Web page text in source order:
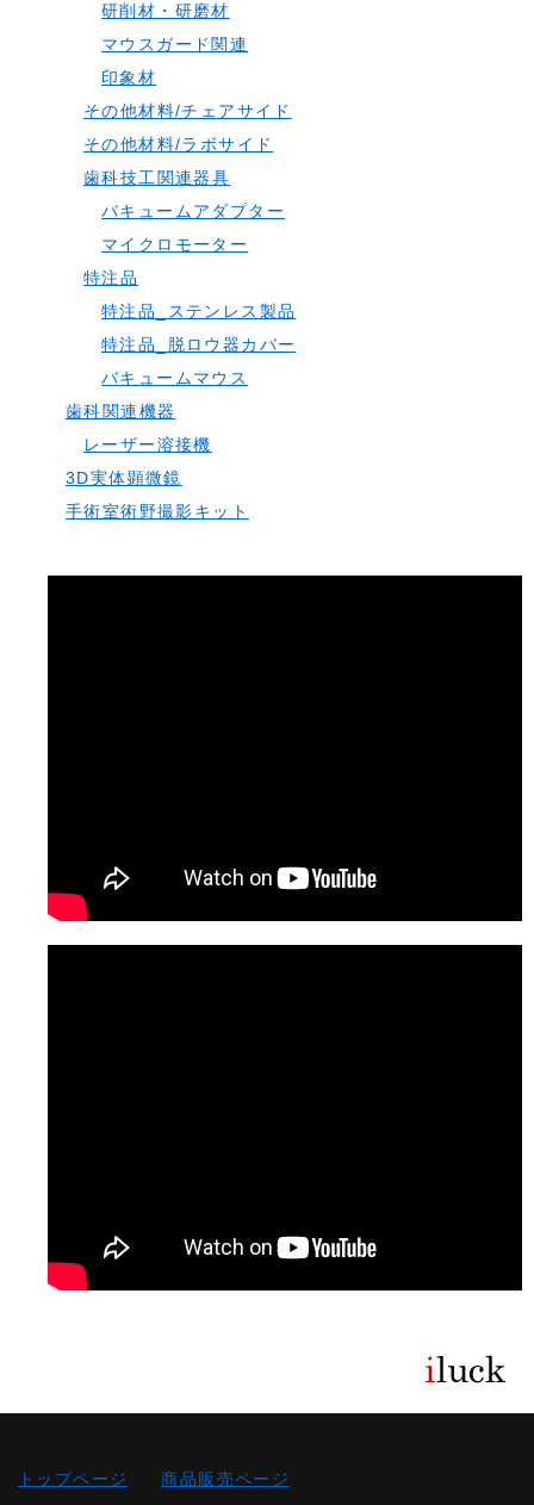
研削材・研磨材
マウスガード関連
印象材
その他材料/チェアサイド
その他材料/ラボサイド
歯科技工関連器具
バキュームアダプター
マイクロモーター
特注品
特注品_ステンレス製品
特注品_脱ロウ器カバー
バキュームマウス
歯科関連機器
レーザー溶接機
3D実体顕微鏡
手術室術野撮影キット
トップページ 商品販売ページ